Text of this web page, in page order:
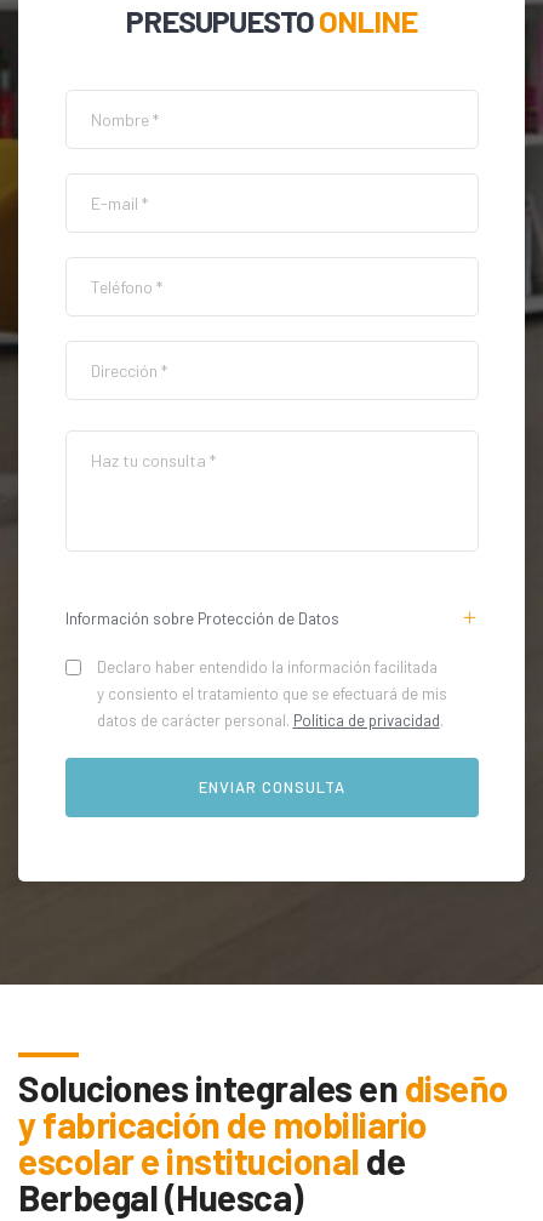
PRESUPUESTOONLINE
Información sobre Protección de Datos
Declaro haber entendido la información facilitada
y consiento el tratamiento que se efectuará de mis
datos de carácter personal. Política de privacidad.
Soluciones integrales endiseño
y fabricación de mobiliario
escolar e institucionalde
Berbegal (Huesca)